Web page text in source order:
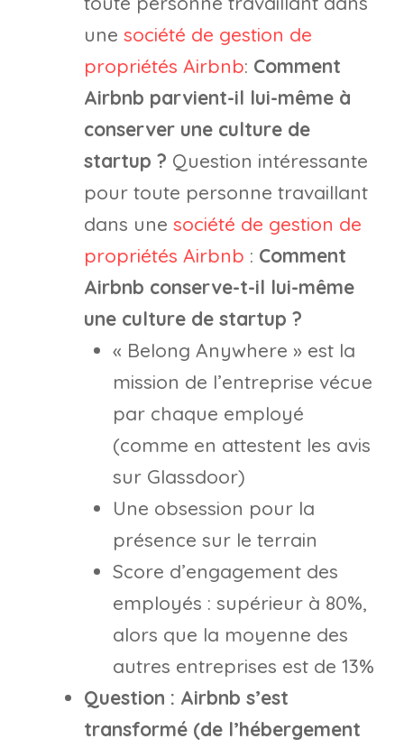
une société de gestion de
propriétés Airbnb: Comment
Airbnb parvient-il lui-même à
conserver une culture de
startup ? Question intéressante
pour toute personne travaillant
dans une société de gestion de
propriétés Airbnb : Comment
Airbnb conserve-t-il lui-même
une culture de startup ?
« Belong Anywhere » est la
mission de l’entreprise vécue
par chaque employé
(comme en attestent les avis
sur Glassdoor)
Une obsession pour la
présence sur le terrain
Score d’engagement des
employés : supérieur à 80%,
alors que la moyenne des
autres entreprises est de 13%
Question : Airbnb s’est
transformé (de l’hébergement